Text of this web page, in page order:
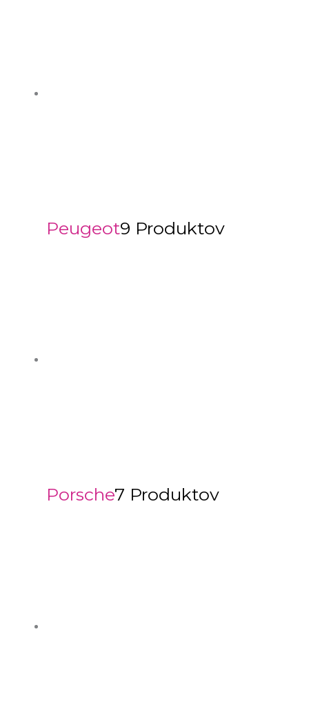
Peugeot9 Produktov
Porsche7 Produktov